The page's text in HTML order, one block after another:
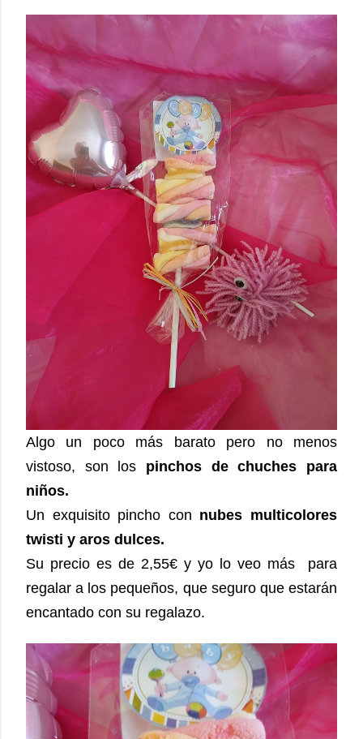
Algo un poco más barato pero no menos
vistoso, son los pinchos de chuches para
niños.
Un exquisito pincho con nubes multicolores
twisti y aros dulces.
Su precio es de 2,55€ y yo lo veo más para
regalar a los pequeños, que seguro que estarán
encantado con su regalazo.